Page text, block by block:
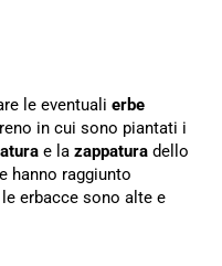
le eventuali erbe
in cui sono piantati i
e la zappatura dello
hanno raggiunto
erbacce sono alte e